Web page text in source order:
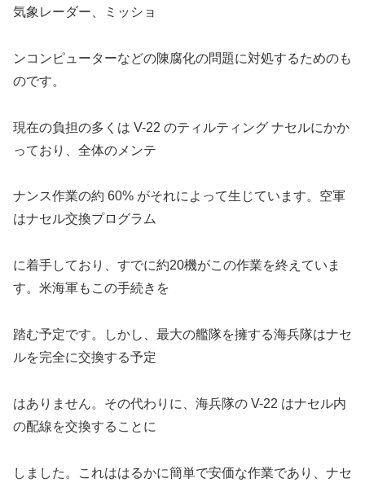
気象レーダー、ミッショ
ンコンピューターなどの陳腐化の問題に対処するためのも
のです。
現在の負担の多くは V-22 のティルティング ナセルにかか
っており、全体のメンテ
ナンス作業の約 60% がそれによって生じています。空軍
はナセル交換プログラム
に着手しており、すでに約20機がこの作業を終えていま
す。米海軍もこの手続きを
踏む予定です。しかし、最大の艦隊を擁する海兵隊はナセ
ルを完全に交換する予定
はありません。その代わりに、海兵隊の V-22 はナセル内
の配線を交換することに
しました。これははるかに簡単で安価な作業であり、ナセ